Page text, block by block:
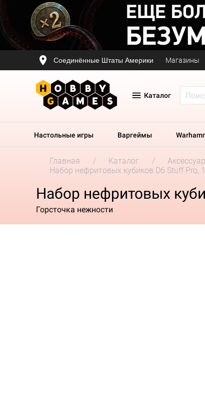
Соединённые Штаты Америки Магазины
Каталог
Настольные игры Варгеймы
Главная Каталог
Набор нефритовых кубиков D6 Stuff
Набор нефритовых
Горсточка нежности